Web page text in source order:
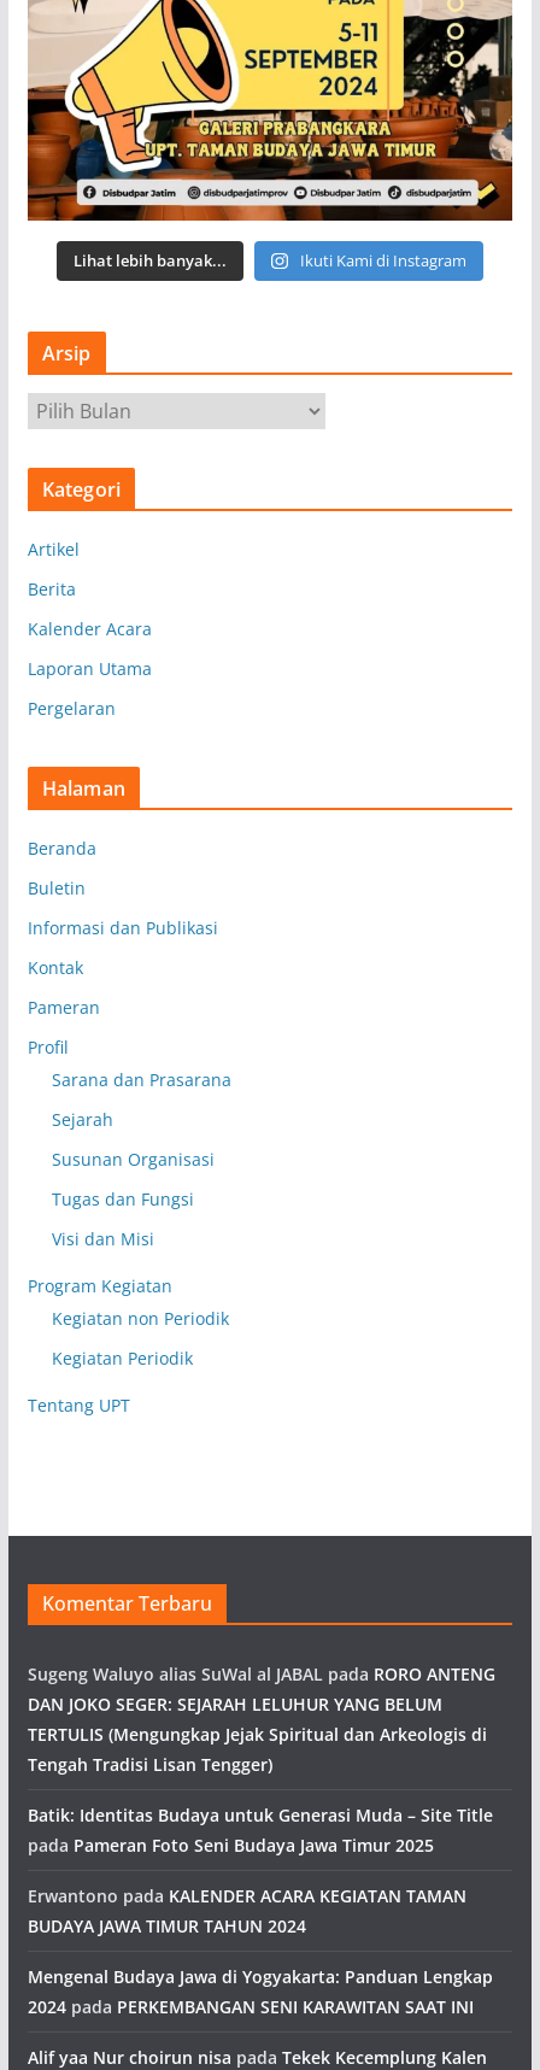
Lihat lebih banyak... Ikuti Kami di Instagram
Arsip
r
s
Kategori
Artikel
Berita
Kalender Acara
Laporan Utama
Pergelaran
Halaman
Beranda
Buletin
Informasi dan Publikasi
Kontak
Pameran
Profil
Sarana dan Prasarana
Sejarah
Susunan Organisasi
Tugas dan Fungsi
Visi dan Misi
Program Kegiatan
Kegiatan non Periodik
Kegiatan Periodik
Tentang UPT
Komentar Terbaru
Sugeng Waluyo alias SuWal al JABAL pada RORO ANTENG
DAN JOKO SEGER: SEJARAH LELUHUR YANG BELUM
TERTULIS (Mengungkap Jejak Spiritual dan Arkeologis di
Tengah Tradisi Lisan Tengger)
Batik: Identitas Budaya untuk Generasi Muda – Site Title
pada Pameran Foto Seni Budaya Jawa Timur 2025
Erwantono pada KALENDER ACARA KEGIATAN TAMAN
BUDAYA JAWA TIMUR TAHUN 2024
Mengenal Budaya Jawa di Yogyakarta: Panduan Lengkap
2024pada PERKEMBANGAN SENI KARAWITAN SAAT INI
Alif yaa Nur choirun nisa pada Tekek Kecemplung Kalen